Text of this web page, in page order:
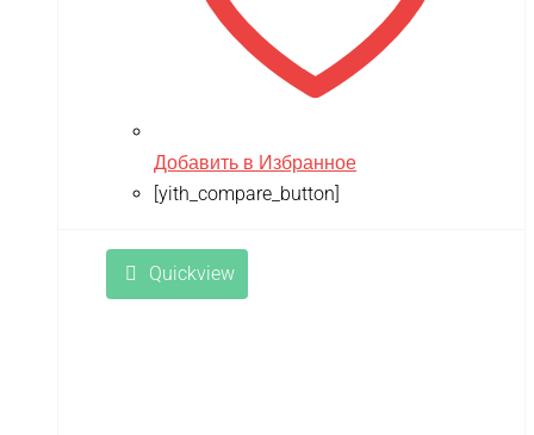
Добавить в Избранное
[yith_compare_button]
Quickview